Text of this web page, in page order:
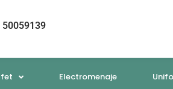
50059139
Electromenaje